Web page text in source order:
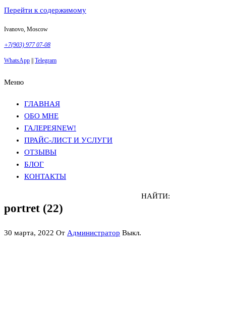
Перейти к содержимому
Ivanovo, Moscow
+7(903) 977 07-08
WhatsApp Telegram
Меню
ГЛАВНАЯ
ОБО МНЕ
ГАЛЕРЕЯNEW!
ПРАЙС-ЛИСТ И УСЛУГИ
ОТЗЫВЫ
БЛОГ
КОНТАКТЫ
portret (22)
30 марта, 2022 От Администратор Выкл.
НАЙТИ: